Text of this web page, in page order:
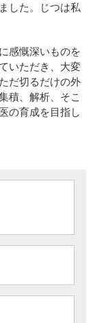
した。じつは私
感慨深いものを
いただき、大変
だ切るだけの外
積、解析、そこ
の育成を目指し